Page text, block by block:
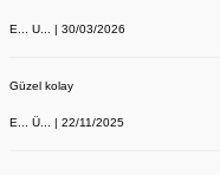
E... U... | 30/03/2026
Güzel kolay
E... Ü... | 22/11/2025